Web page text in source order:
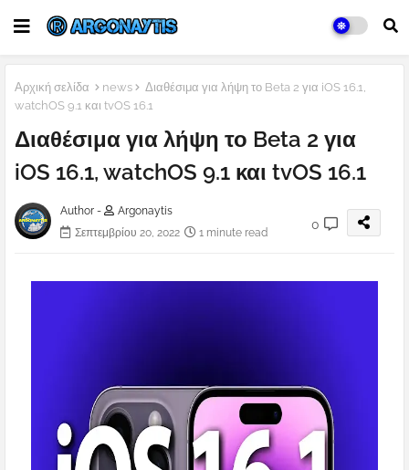
Αρχική σελίδα news
Διαθέσιμα για λήψη το Beta 2 για iOS 16.1,
watchOS 9.1 και tvOS 16.1
Διαθέσιμα για λήψη το Beta 2 για
iOS 16.1, watchOS 9.1 και tvOS 16.1
Author -
Argonaytis
Σεπτεμβρίου 20, 2022
1 minute read
0